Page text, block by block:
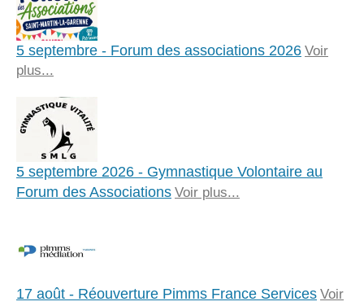
5 septembre - Forum des associations 2026 Voir
plus...
5 septembre 2026 - Gymnastique Volontaire au
Forum des Associations Voir plus...
17 août - Réouverture Pimms France Services Voir